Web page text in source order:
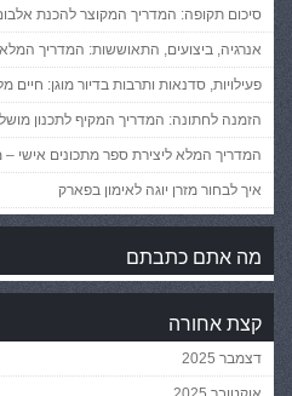
סיכום תקופה: המדריך המקוצר להכנת
אנרגיה, ביצועים, התאוששות: המדריך המלא
פעילויות, סדנאות ותרבות בדיור מוגן: חיים
הזמנה לחתונה: המדריך המקיף לתכנון
המדריך המלא ליצירת ספר מתכונים
איך לבחור מזרן יוגה לאימון בפארק
מה אתם כתבתם
קצת אחורה
דצמבר 2025